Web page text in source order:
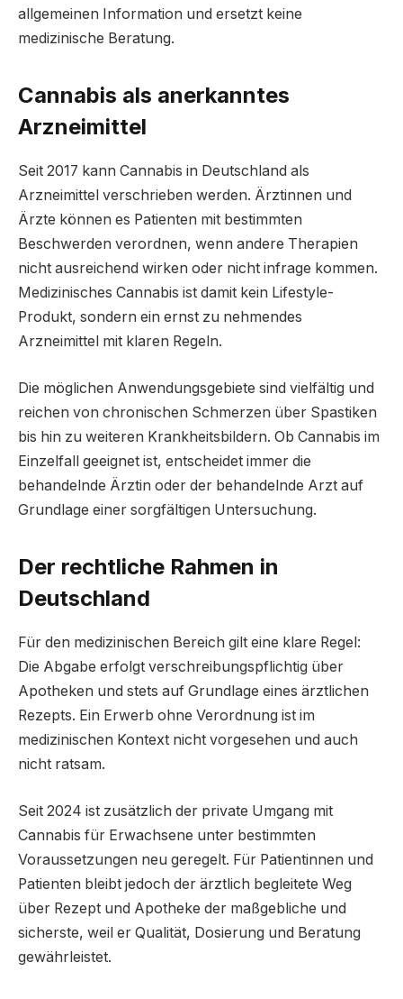
allgemeinen Information und ersetzt keine
medizinische Beratung.
Cannabis als anerkanntes
Arzneimittel
Seit 2017 kann Cannabis in Deutschland als
Arzneimittel verschrieben werden. Ärztinnen und
Ärzte können es Patienten mit bestimmten
Beschwerden verordnen, wenn andere Therapien
nicht ausreichend wirken oder nicht infrage kommen.
Medizinisches Cannabis ist damit kein Lifestyle-
Produkt, sondern ein ernst zu nehmendes
Arzneimittel mit klaren Regeln.
Die möglichen Anwendungsgebiete sind vielfältig und
reichen von chronischen Schmerzen über Spastiken
bis hin zu weiteren Krankheitsbildern. Ob Cannabis im
Einzelfall geeignet ist, entscheidet immer die
behandelnde Ärztin oder der behandelnde Arzt auf
Grundlage einer sorgfältigen Untersuchung.
Der rechtliche Rahmen in
Deutschland
Für den medizinischen Bereich gilt eine klare Regel:
Die Abgabe erfolgt verschreibungspflichtig über
Apotheken und stets auf Grundlage eines ärztlichen
Rezepts. Ein Erwerb ohne Verordnung ist im
medizinischen Kontext nicht vorgesehen und auch
nicht ratsam.
Seit 2024 ist zusätzlich der private Umgang mit
Cannabis für Erwachsene unter bestimmten
Voraussetzungen neu geregelt. Für Patientinnen und
Patienten bleibt jedoch der ärztlich begleitete Weg
über Rezept und Apotheke der maßgebliche und
sicherste, weil er Qualität, Dosierung und Beratung
gewährleistet.